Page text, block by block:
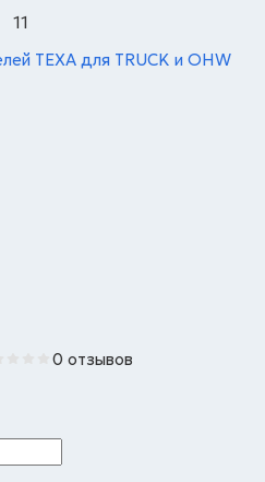
11
TEXA для TRUCK и OHW
0 отзывов